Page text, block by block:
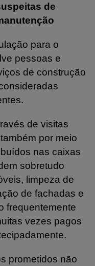
de
para o
pessoas e
de construção
de visitas
por meio
nas caixas
sobretudo
limpeza de
de fachadas e
frequentemente
vezes pagos
prometidos não